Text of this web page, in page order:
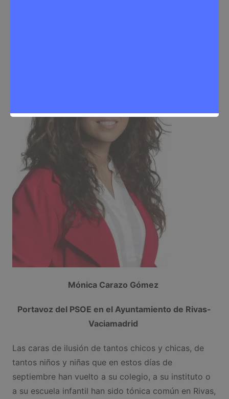
Mónica Carazo Gómez
Portavoz del PSOE en el Ayuntamiento de Rivas-
Vaciamadrid
Las caras de ilusión de tantos chicos y chicas, de
tantos niños y niñas que en estos días de
septiembre han vuelto a su colegio, a su instituto o
a su escuela infantil han sido tónica común en Rivas,